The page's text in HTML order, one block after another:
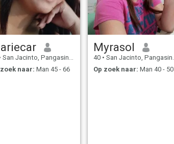
San Jacinto, Pangasinan, Filipijnen
zoek naar: Man 45 - 66
Myrasol
40 • San Jacinto, Pangasinan, Filipijnen
Op zoek naar: Man 40 - 50